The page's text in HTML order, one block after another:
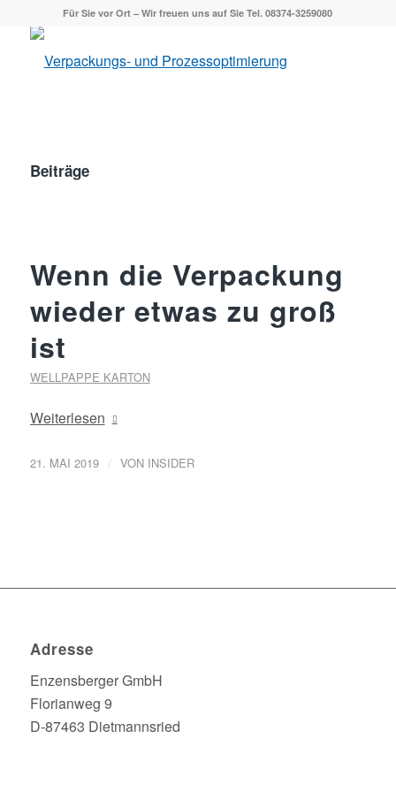
Für Sie vor Ort – Wir freuen uns auf Sie Tel. 08374-3259080
Beiträge
Wenn die Verpackung
wieder etwas zu groß
ist
WELLPAPPE KARTON
Weiterlesen
21. MAI 2019 / VON INSIDER
Adresse
Enzensberger GmbH
Florianweg 9
D-87463 Dietmannsried